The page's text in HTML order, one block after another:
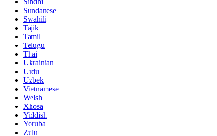
Sindhi
Sundanese
Swahili
Tajik
Tamil
Telugu
Thai
Ukrainian
Urdu
Uzbek
Vietnamese
Welsh
Xhosa
Yiddish
Yoruba
Zulu